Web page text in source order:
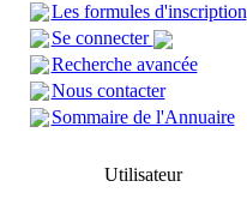
Les formules d'inscription
Se connecter
Recherche avancée
Nous contacter
Sommaire de l'Annuaire
Utilisateur